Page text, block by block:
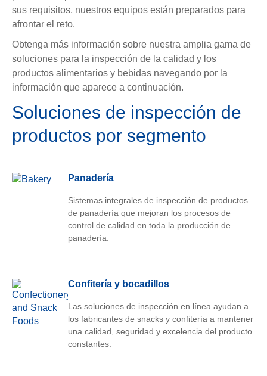
sus requisitos, nuestros equipos están preparados para
afrontar el reto.
Obtenga más información sobre nuestra amplia gama de
soluciones para la inspección de la calidad y los
productos alimentarios y bebidas navegando por la
información que aparece a continuación.
Soluciones de inspección de
productos por segmento
Panadería
Sistemas integrales de inspección de productos
de panadería que mejoran los procesos de
control de calidad en toda la producción de
panadería.
Confitería y bocadillos
Las soluciones de inspección en línea ayudan a
los fabricantes de snacks y confitería a mantener
una calidad, seguridad y excelencia del producto
constantes.